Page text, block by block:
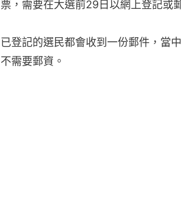
票，需要在大選前29日以網上登記或
已登記的選民都會收到一份郵件，當
不需要郵資。